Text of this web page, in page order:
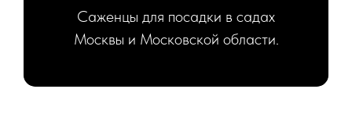
Саженцы для посадки в садах
Москвы и Московской области.